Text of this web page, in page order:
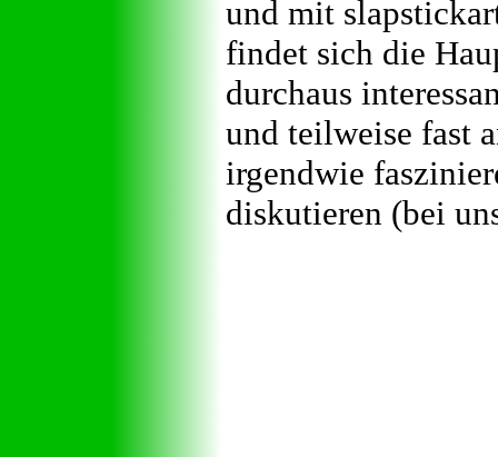
und mit
findet sich die
durchaus
und teilweise fast
irgendwie
diskutieren (bei